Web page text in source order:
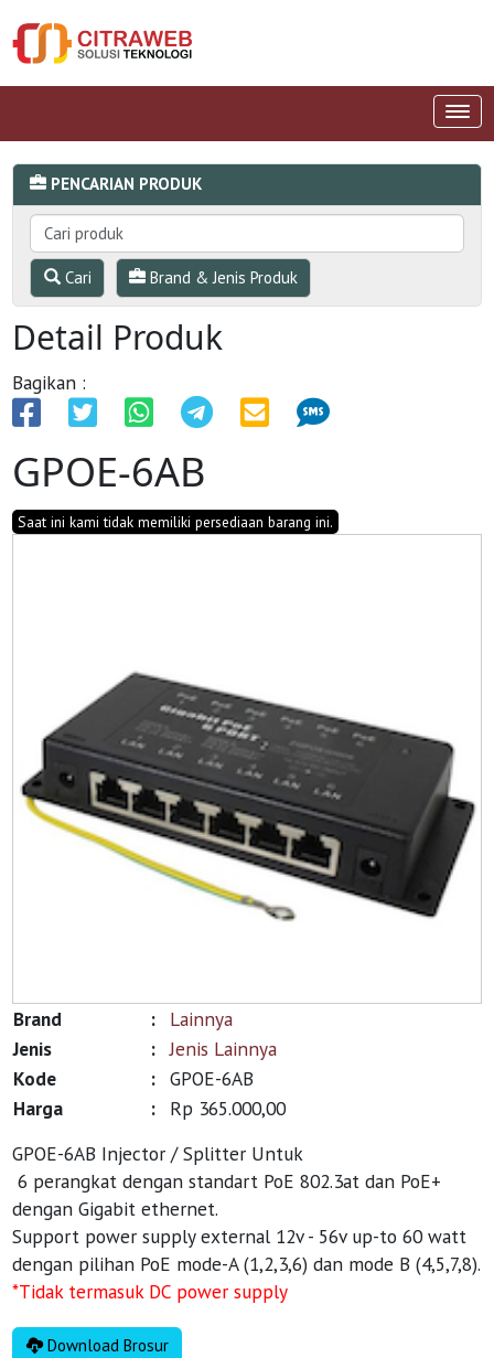
PENCARIAN PRODUK
Cari Brand & Jenis Produk
Detail Produk
Bagikan :
GPOE-6AB
Saat ini kami tidak memiliki persediaan barang ini.
Brand :
Lainnya
Jenis
: Jenis Lainnya
Kode
: GPOE-6AB
Harga
:
Rp 365.000,00
GPOE-6AB Injector / Splitter Untuk
6 perangkat dengan standart PoE 802.3at dan PoE+
dengan Gigabit ethernet.
Support power supply external 12v - 56v up-to 60 watt
dengan pilihan PoE mode-A (1,2,3,6) dan mode B (4,5,7,8).
*Tidak termasuk DC power supply
Download Brosur